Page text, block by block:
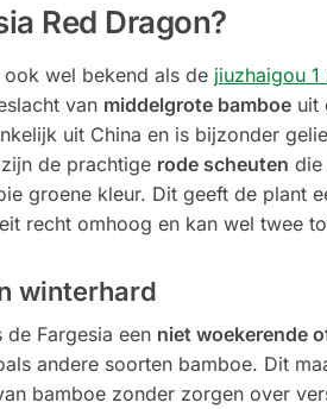
Red Dragon?
ook wel bekend als de jiuzhaigou
van middelgrote bamboeuit
uit China en is bijzonder
de prachtige rode scheuten die
groene kleur. Dit geeft de plant
recht omhoog en kan wel twee
winterhard
Fargesia een niet woekerende
andere soorten bamboe. Dit
bamboe zonder zorgen over